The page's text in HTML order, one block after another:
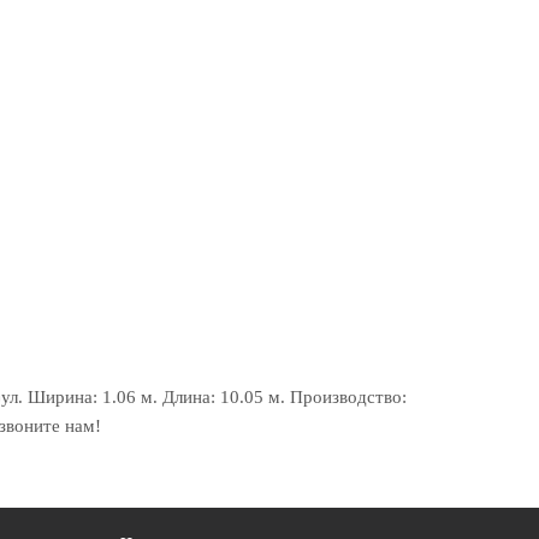
Ширина: 1.06 м. Длина: 10.05 м. Производство:
нам!